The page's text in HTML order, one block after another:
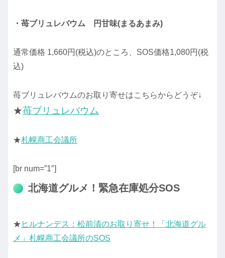
・苺ブリュレバウム 円甘味(まるあまみ)
通常価格 1,660円(税込)のところ、SOS価格1,080円(税
込)
苺ブリュレバウムのお取り寄せはこちらからどうぞ↓
★苺ブリュレバウム
★札幌商工会議所
[br num=”1″]
北海道グルメ！緊急在庫処分SOS
★ ヒルナンデス：松前漬のお取り寄せ！「北海道グル
メ」札幌商工会議所のSOS